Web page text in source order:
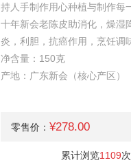
持人手制作用心种植与制作每
十年新会老陈皮助消化，燥湿
炎，利胆，抗癌作用，烹饪调
净含量：150克
产地：广东新会（核心产区）
零售价： ¥278.00
累计浏览1109次